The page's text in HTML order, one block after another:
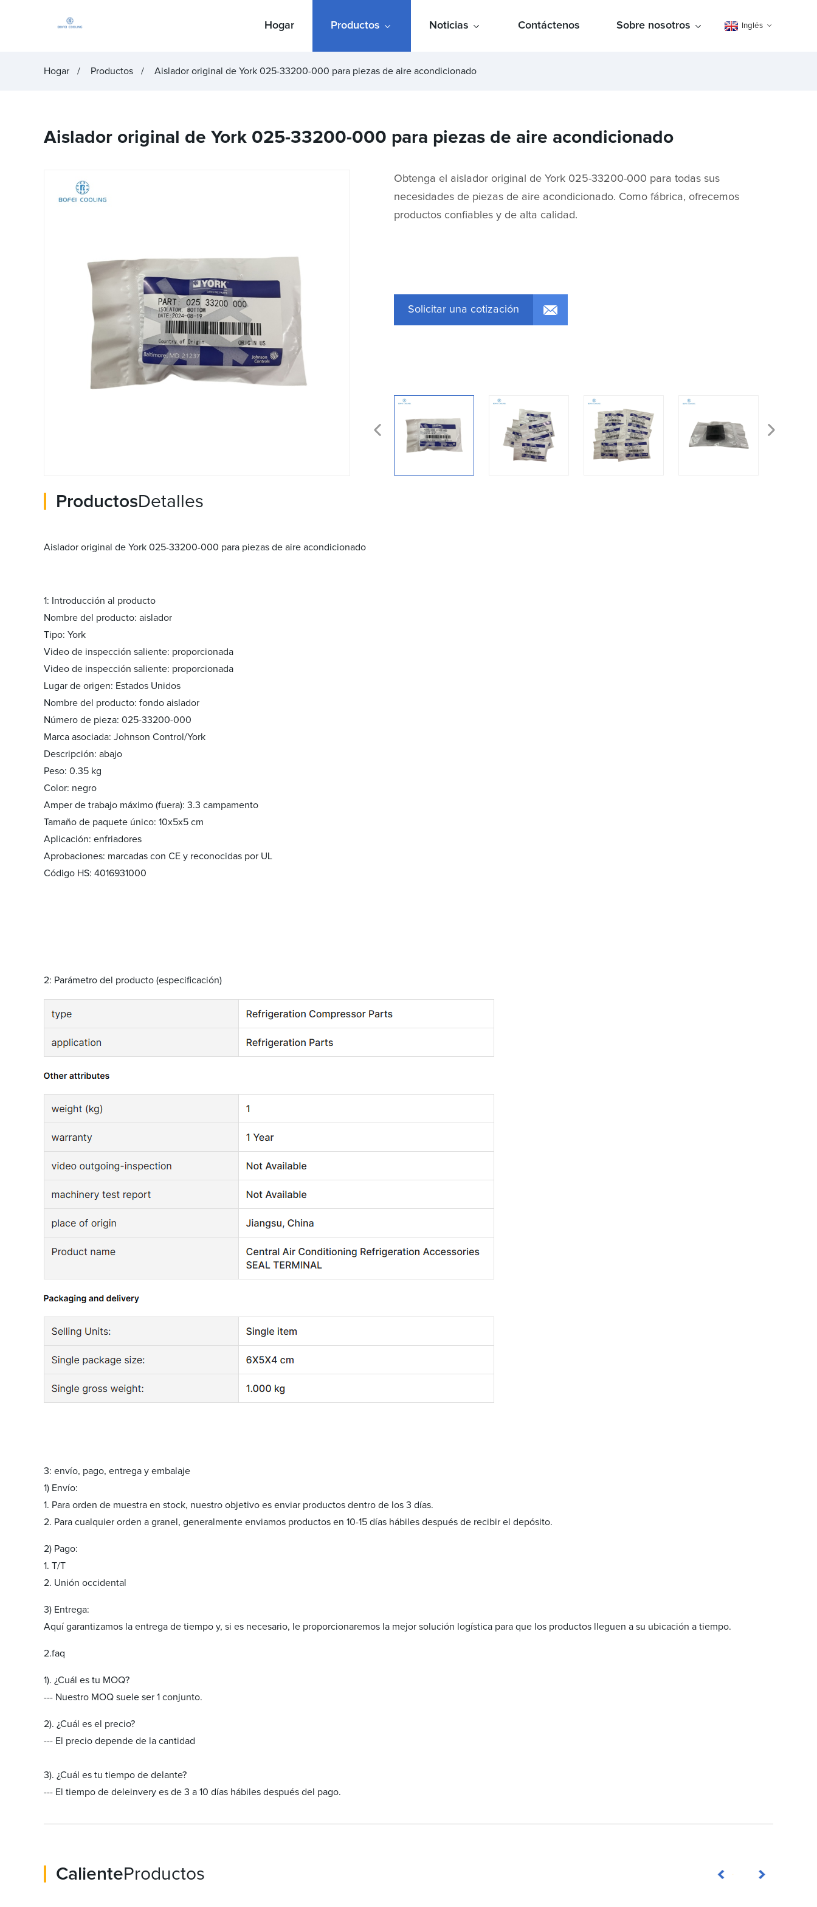
Hogar Productos Noticias Contáctenos Sobre nosotros Inglés
Hogar Productos Aislador original de York 025-33200-000 para piezas de aire acondicionado
Aislador original de York 025-33200-000 para piezas de aire acondicionado
Obtenga el aislador original de York 025-33200-000 para todas sus
necesidades de piezas de aire acondicionado. Como fábrica, ofrecemos
productos confiables y de alta calidad.
Solicitar una cotización
ProductosDetalles
Aislador original de York 025-33200-000 para piezas de aire acondicionado
1: Introducción al producto
Nombre del producto: aislador
Tipo: York
Video de inspección saliente: proporcionada
Video de inspección saliente: proporcionada
Lugar de origen: Estados Unidos
Nombre del producto: fondo aislador
Número de pieza: 025-33200-000
Marca asociada: Johnson Control/York
Descripción: abajo
Peso: 0.35 kg
Color: negro
Amper de trabajo máximo (fuera): 3.3 campamento
Tamaño de paquete único: 10x5x5 cm
Aplicación: enfriadores
Aprobaciones: marcadas con CE y reconocidas por UL
Código HS: 4016931000
2: Parámetro del producto (especificación)
3: envío, pago, entrega y embalaje
1) Envío:
1. Para orden de muestra en stock, nuestro objetivo es enviar productos dentro de los 3 días.
2. Para cualquier orden a granel, generalmente enviamos productos en 10-15 días hábiles después de recibir el depósito.
2) Pago:
1. T/T
2. Unión occidental
3) Entrega:
Aquí garantizamos la entrega de tiempo y, si es necesario, le proporcionaremos la mejor solución logística para que los productos lleguen a su ubicación a tiempo.
2.faq
1). ¿Cuál es tu MOQ?
--- Nuestro MOQ suele ser 1 conjunto.
2). ¿Cuál es el precio?
--- El precio depende de la cantidad
3). ¿Cuál es tu tiempo de delante?
--- El tiempo de deleinvery es de 3 a 10 días hábiles después del pago.
CalienteProductos